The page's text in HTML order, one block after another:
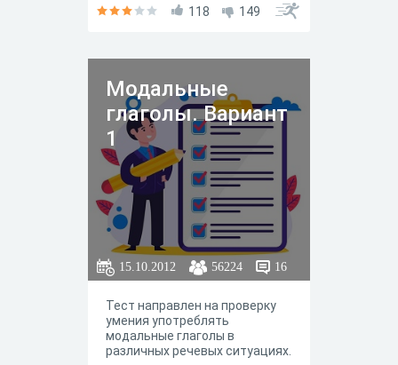
118 149
Модальные
глаголы. Вариант
1
15.10.2012 56224 16
Тест направлен на проверку
умения употреблять
модальные глаголы в
различных речевых ситуациях.